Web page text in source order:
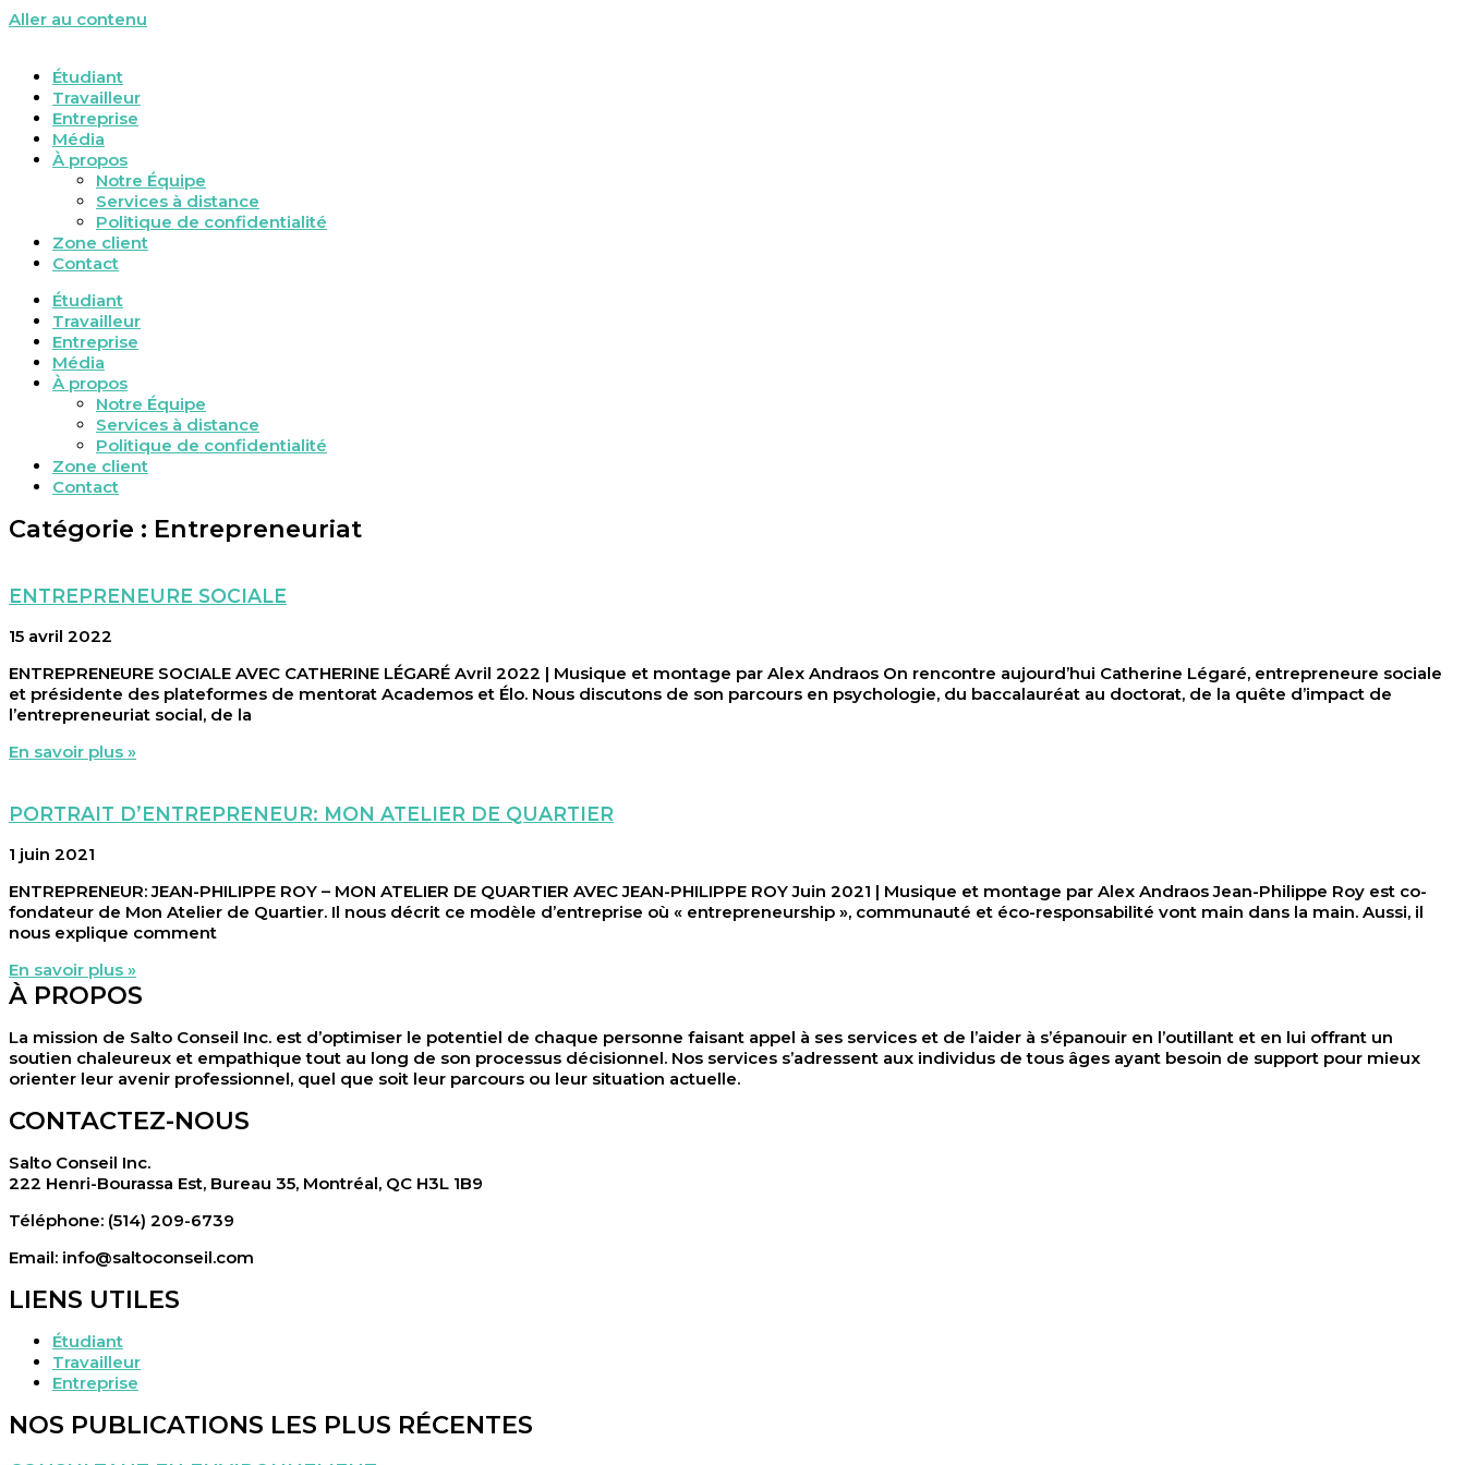
Aller au contenu
Étudiant
Travailleur
Entreprise
Média
À propos
Notre Équipe
Services à distance
Politique de confidentialité
Zone client
Contact
Étudiant
Travailleur
Entreprise
Média
À propos
Notre Équipe
Services à distance
Politique de confidentialité
Zone client
Contact
Catégorie : Entrepreneuriat
ENTREPRENEURE SOCIALE
15 avril 2022
ENTREPRENEURE SOCIALE AVEC CATHERINE LÉGARÉ Avril 2022 | Musique et montage par Alex Andraos On rencontre aujourd’hui Catherine Légaré, entrepreneure sociale
et présidente des plateformes de mentorat Academos et Élo. Nous discutons de son parcours en psychologie, du baccalauréat au doctorat, de la quête d’impact de
l’entrepreneuriat social, de la
En savoir plus »
PORTRAIT D’ENTREPRENEUR: MON ATELIER DE QUARTIER
1 juin 2021
ENTREPRENEUR: JEAN-PHILIPPE ROY – MON ATELIER DE QUARTIER AVEC JEAN-PHILIPPE ROY Juin 2021 | Musique et montage par Alex Andraos Jean-Philippe Roy est co-
fondateur de Mon Atelier de Quartier. Il nous décrit ce modèle d’entreprise où « entrepreneurship », communauté et éco-responsabilité vont main dans la main. Aussi, il
nous explique comment
En savoir plus »
À PROPOS
La mission de Salto Conseil Inc. est d’optimiser le potentiel de chaque personne faisant appel à ses services et de l’aider à s’épanouir en l’outillant et en lui offrant un
soutien chaleureux et empathique tout au long de son processus décisionnel. Nos services s’adressent aux individus de tous âges ayant besoin de support pour mieux
orienter leur avenir professionnel, quel que soit leur parcours ou leur situation actuelle.
CONTACTEZ-NOUS
Salto Conseil Inc.
222 Henri-Bourassa Est, Bureau 35, Montréal, QC H3L 1B9
Téléphone: (514) 209-6739
Email: info@saltoconseil.com
LIENS UTILES
Étudiant
Travailleur
Entreprise
NOS PUBLICATIONS LES PLUS RÉCENTES